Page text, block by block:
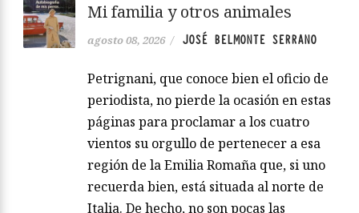
Mi familia y otros animales
agosto 08, 2026 / JOSÉ BELMONTE SERRANO
Petrignani, que conoce bien el oficio de
periodista, no pierde la ocasión en estas
páginas para proclamar a los cuatro
vientos su orgullo de pertenecer a esa
región de la Emilia Romaña que, si uno
recuerda bien, está situada al norte de
Italia. De hecho, no son pocas las